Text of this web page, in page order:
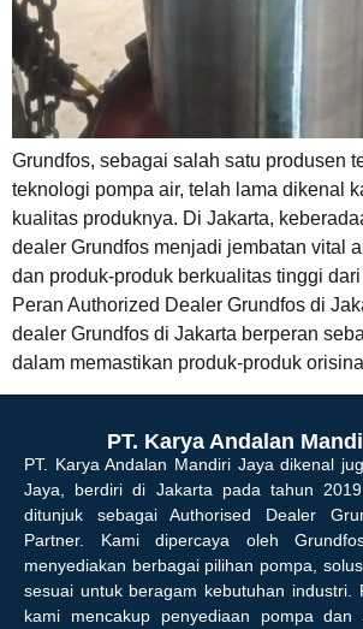
Grundfos, sebagai salah satu produsen
teknologi pompa air, telah lama dikenal
kualitas produknya. Di Jakarta,
dealer Grundfos menjadi jembatan vital
dan produk-produk berkualitas tinggi
Peran Authorized Dealer Grundfos di
dealer Grundfos di Jakarta berperan
dalam memastikan produk-produk
PT. Karya Andalan
PT. Karya Andalan Mandiri Jaya dikenal
Jaya, berdiri di Jakarta pada tahun
ditunjuk sebagai Authorised Dealer
Partner. Kami dipercaya oleh
menyediakan berbagai pilihan pompa,
sesuai untuk beragam kebutuhan industri.
kami mencakup penyediaan pompa dan